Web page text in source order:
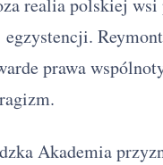
prawa
Akademia